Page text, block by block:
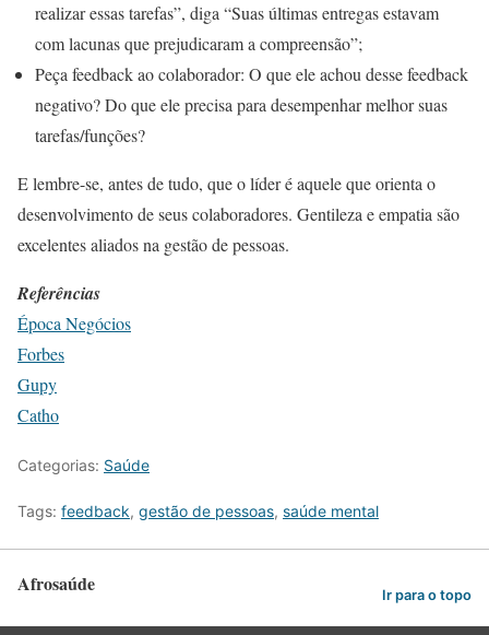
realizar essas tarefas”, diga “Suas últimas entregas estavam
com lacunas que prejudicaram a compreensão”;
Peça feedback ao colaborador: O que ele achou desse feedback
negativo? Do que ele precisa para desempenhar melhor suas
tarefas/funções?
E lembre-se, antes de tudo, que o líder é aquele que orienta o
desenvolvimento de seus colaboradores. Gentileza e empatia são
excelentes aliados na gestão de pessoas.
Referências
Época Negócios
Forbes
Gupy
Catho
Categorias: Saúde
Tags: feedback, gestão de pessoas, saúde mental
Afrosaúde Ir para o topo